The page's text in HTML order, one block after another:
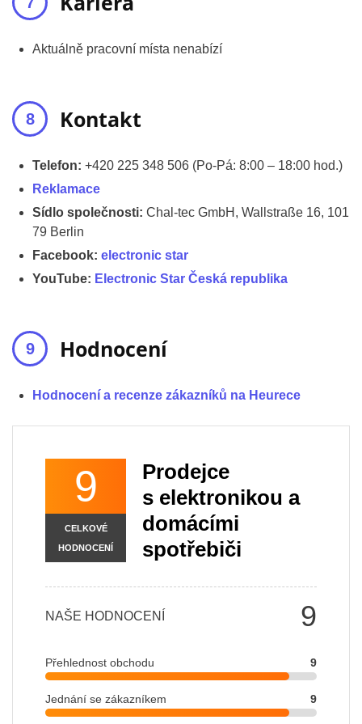
Aktuálně pracovní místa nenabízí
Kontakt
Telefon: +420 225 348 506 (Po-Pá: 8:00 – 18:00 hod.)
Reklamace
Sídlo společnosti: Chal-tec GmbH, Wallstraße 16, 101
79 Berlin
Facebook: electronic star
YouTube: Electronic Star Česká republika
Hodnocení
Hodnocení a recenze zákazníků na Heurece
9
CELKOVÉ
HODNOCENÍ
Prodejce
s elektronikou a
domácími
spotřebiči
9
NAŠE HODNOCENÍ
Přehlednost obchodu 9
Jednání se zákazníkem 9